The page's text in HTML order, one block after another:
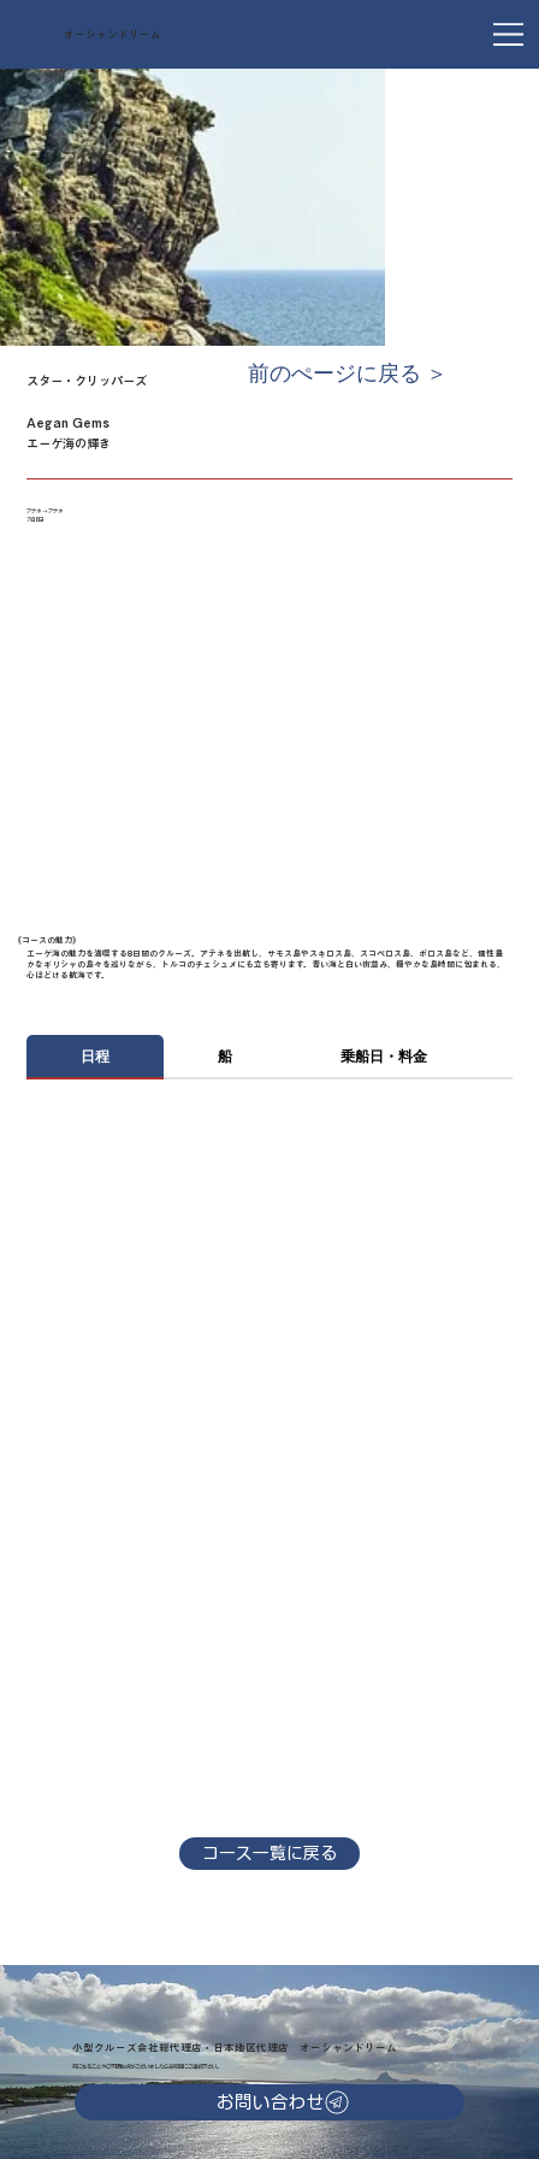
オーシャンドリーム
《​コースの魅力》
エーゲ海の魅力を満喫する8日間のクルーズ。アテネを出航し、サモス島やスキロス島、スコペロス島、ポロス島など、個性豊
かなギリシャの島々を巡りながら、トルコのチェシュメにも立ち寄ります。青い海と白い街並み、穏やかな島時間に包まれる、
心ほどける航海です。
日程 船 乗船日・料金
コース一覧に戻る
スター・クリッパーズ
Aegan Gems
エーゲ海の輝き
アテネ → アテネ
7泊8日
前のぺージに戻る ＞
小型クルーズ会社総代理店・日本地区代理店 オーシャンドリーム
気になることやご不明な点がございましたらお気軽にご連絡下さい。
お問い合わせ